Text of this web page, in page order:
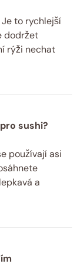
to rychlejší
dodržet
rýži nechat
sushi?
používají asi
a